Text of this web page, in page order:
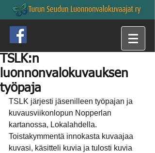
TSLK:n
luonnonvalokuvauksen
työpaja
TSLK järjesti jäsenilleen työpajan ja
kuvausviikonlopun Nopperlan
kartanossa, Lokalahdella.
Toistakymmentä innokasta kuvaajaa
kuvasi, käsitteli kuvia ja tulosti kuvia